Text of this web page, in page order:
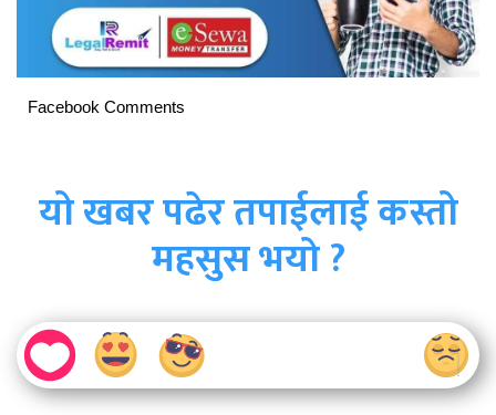
Facebook Comments
यो खबर पढेर तपाईलाई कस्तो
महसुस भयो ?